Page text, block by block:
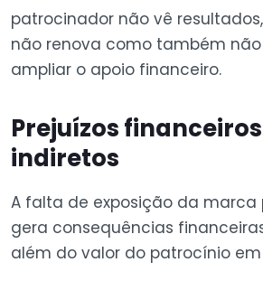
patrocinador não vê
não renova como também
ampliar o apoio financeiro.
Prejuízos
indiretos
A falta de exposição da
gera consequências
além do valor do patrocínio em